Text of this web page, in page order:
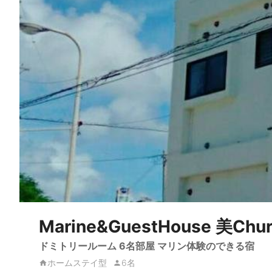
Marine&GuestHouse 美
ドミトリールーム 6名部屋 マリン体験のできる宿
ホームステイ型 6名